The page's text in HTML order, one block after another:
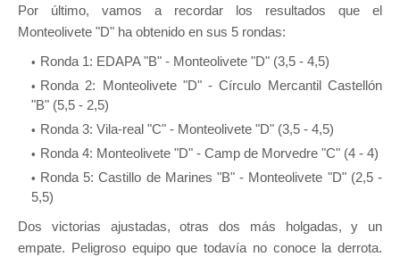
Por último, vamos a recordar los resultados que el
Monteolivete "D" ha obtenido en sus 5 rondas:
Ronda 1: EDAPA "B" - Monteolivete "D" (3,5 - 4,5)
Ronda 2: Monteolivete "D" - Círculo Mercantil Castellón
"B" (5,5 - 2,5)
Ronda 3: Vila-real "C" - Monteolivete "D" (3,5 - 4,5)
Ronda 4: Monteolivete "D" - Camp de Morvedre "C" (4 - 4)
Ronda 5: Castillo de Marines "B" - Monteolivete "D" (2,5 -
5,5)
Dos victorias ajustadas, otras dos más holgadas, y un
empate. Peligroso equipo que todavía no conoce la derrota.